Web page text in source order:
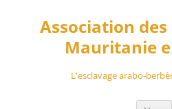
contenuAssociation
Mauritanie
L'esclavage arabo-